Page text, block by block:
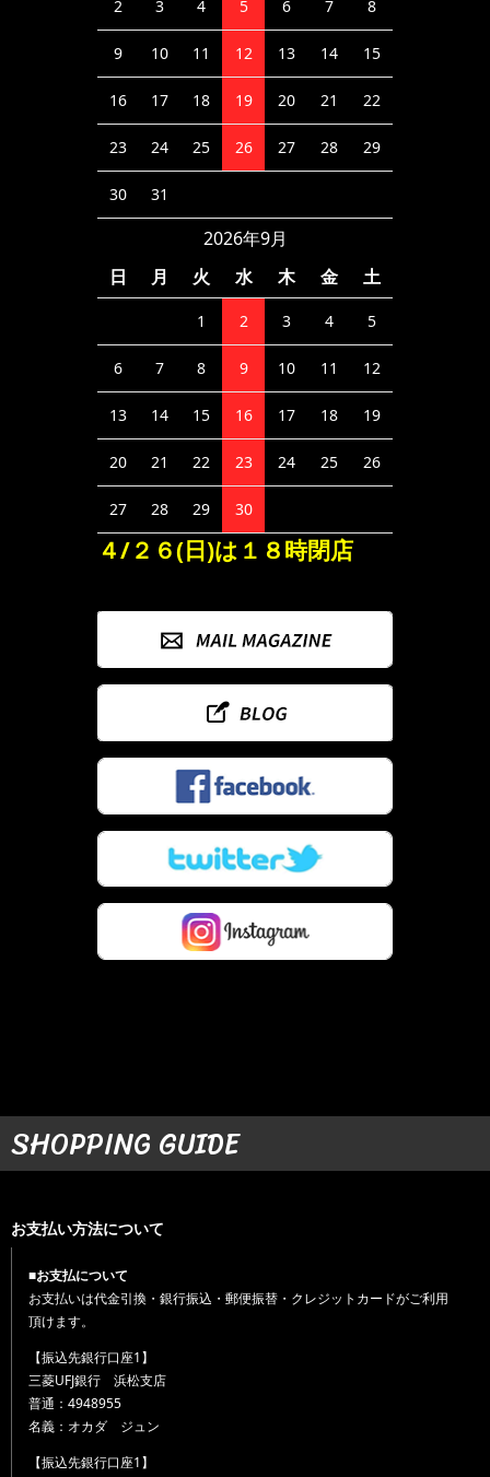
2 3 4 5 6 7 8
9 10 11 12 13 14 15
16 17 18 19 20 21 22
23 24 25 26 27 28 29
30 31
2026年9月
日
月 火 水 木 金 土
1 2 3 4 5
6 7 8 9 10 11 12
13 14 15 16 17 18 19
20 21 22 23 24 25 26
27 28 29 30
４/２６(日)は１８時閉店
SHOPPING GUIDE
お支払い方法について
■お支払について
お支払いは代金引換・銀行振込・郵便振替・クレジットカードがご利用
頂けます。
【振込先銀行口座1】
三菱UFJ銀行 浜松支店
普通：4948955
名義：オカダ ジュン
【振込先銀行口座1】